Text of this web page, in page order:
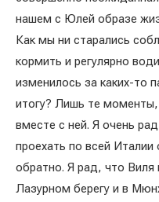
нашем с Юлей образе
Как мы ни старались
кормить и регулярно
изменилось за каких-то
итогу? Лишь те
вместе с ней. Я очень
проехать по всей
обратно. Я рад, что
Лазурном берегу и в